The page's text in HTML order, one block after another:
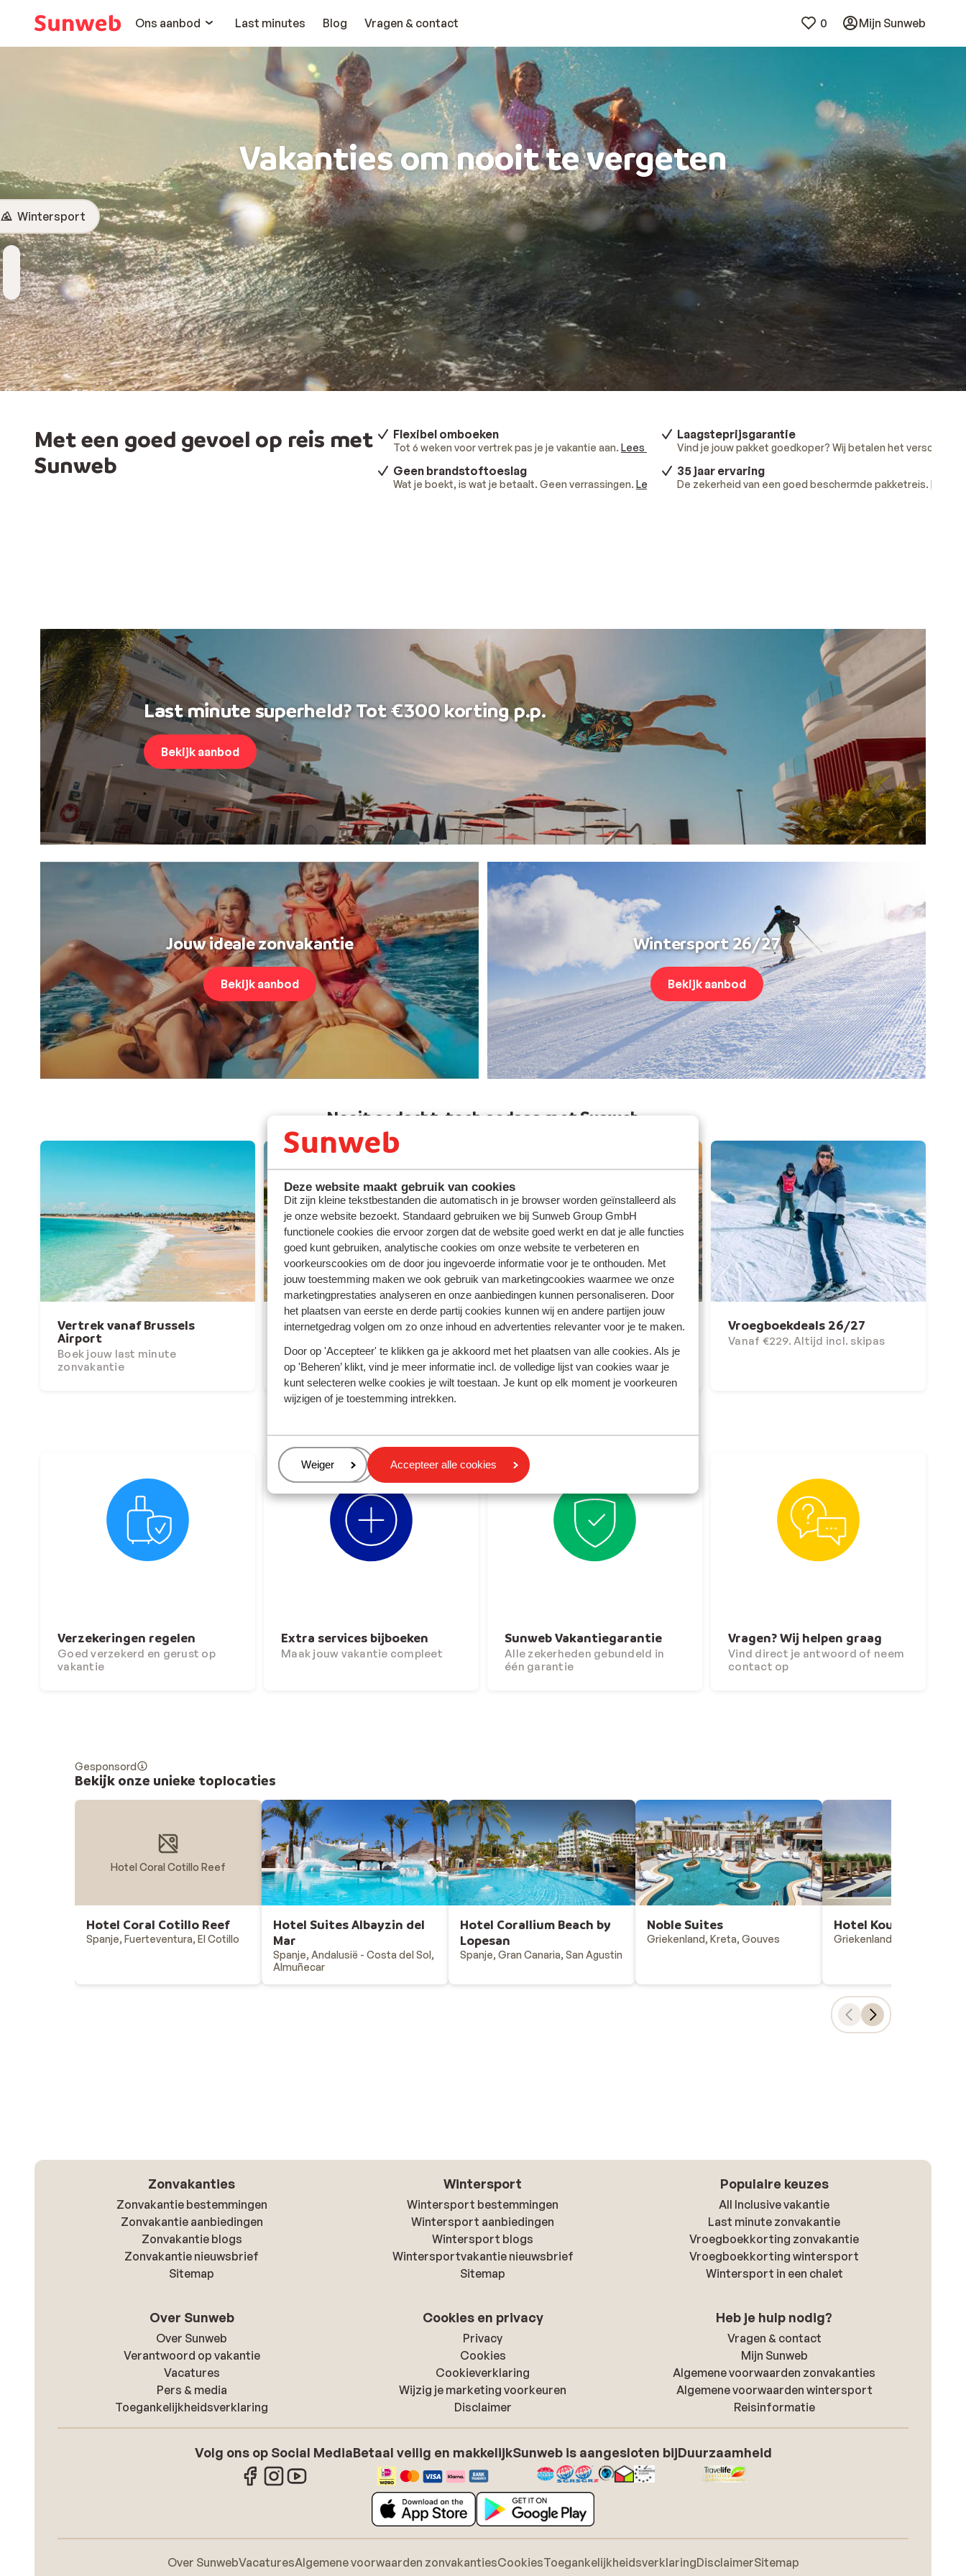
Deze website maakt gebruik van cookies
Dit zijn kleine tekstbestanden die automatisch in je browser worden geïnstalleerd als
je onze website bezoekt. Standaard gebruiken we bij Sunweb Group GmbH
functionele cookies die ervoor zorgen dat de website goed werkt en dat je alle functies
goed kunt gebruiken, analytische cookies om onze website te verbeteren en
voorkeurscookies om de door jou ingevoerde informatie voor je te onthouden. Met
jouw toestemming maken we ook gebruik van marketingcookies waarmee we onze
marketingprestaties analyseren en onze aanbiedingen kunnen personaliseren. Door
het plaatsen van eerste en derde partij cookies kunnen wij en andere partijen jouw
internetgedrag volgen om zo onze inhoud en advertenties relevanter voor je te maken.
Door op 'Accepteer' te klikken ga je akkoord met het plaatsen van alle cookies. Als je
op 'Beheren’ klikt, vind je meer informatie incl. de volledige lijst van cookies waar je
kunt selecteren welke cookies je wilt toestaan. Je kunt op elk moment je voorkeuren
wijzigen of je toestemming intrekken.
Beheren
Weiger Accepteer alle cookies
Ons aanbod
Last minutes Blog Vragen & contact 0 Mijn Sunweb
Vakanties om nooit te vergeten
Wintersport
Bestemming
Kies bestemming
Wanneer
Vertrekdatum
Hoelang
Duur toevoegen
Reizigers
2 personen , 1 kamer
Met een goed gevoel op reis met
Sunweb
Flexibel omboeken
Tot 6 weken voor vertrek pas je je vakantie aan. Lees meer
Laagsteprijsgarantie
Vind je jouw pakket goedkoper? Wij betalen het verschil.
Geen brandstoftoeslag
Wat je boekt, is wat je betaalt. Geen verrassingen. Lees meer.
35 jaar ervaring
De zekerheid van een goed beschermde pakketreis.Lees
Last minute superheld? Tot €300 korting p.p.
Bekijk aanbod
Jouw ideale zonvakantie
Bekijk aanbod
Wintersport 26/27
Bekijk aanbod
Nooit gedacht, toch gedaan met Sunweb
Vertrek vanaf Brussels
Airport
Boek jouw last minute
zonvakantie
Winterzonvakanties 26/27
p.p.
Examenreizen naar de zon Vroegboekdeals 26/27
Vanaf €229. Altijd incl. skipas
Ga onbezorgd op reis
Verzekeringen regelen
Goed verzekerd en gerust op
vakantie
Extra services bijboeken
Maak jouw vakantie compleet
Sunweb Vakantiegarantie
Alle zekerheden gebundeld in
één garantie
Vragen? Wij helpen graag
Vind direct je antwoord of neem
contact op
Gesponsord
Bekijk onze unieke toplocaties
Hotel Coral Cotillo Reef
Hotel Coral Cotillo Reef
Spanje, Fuerteventura, El Cotillo
Hotel Suites Albayzin del
Mar
Spanje, Andalusië - Costa del Sol,
Almuñecar
Hotel Corallium Beach by
Lopesan
Spanje, Gran Canaria, San Agustin
Noble Suites
Griekenland, Kreta, Gouves
Hotel Kouros Palace
Griekenland, Kos,
Zonvakanties
Zonvakantie bestemmingen
Zonvakantie aanbiedingen
Zonvakantie blogs
Zonvakantie nieuwsbrief
Sitemap
Wintersport
Wintersport bestemmingen
Wintersport aanbiedingen
Wintersport blogs
Wintersportvakantie nieuwsbrief
Sitemap
Populaire keuzes
All Inclusive vakantie
Last minute zonvakantie
Vroegboekkorting zonvakantie
Vroegboekkorting wintersport
Wintersport in een chalet
Over Sunweb
Over Sunweb
Verantwoord op vakantie
Vacatures
Pers & media
Toegankelijkheidsverklaring
Cookies en privacy
Privacy
Cookies
Cookieverklaring
Wijzig je marketing voorkeuren
Disclaimer
Heb je hulp nodig?
Vragen & contact
Mijn Sunweb
Algemene voorwaarden zonvakanties
Algemene voorwaarden wintersport
Reisinformatie
Volg ons op Social MediaBetaal veilig en makkelijkSunweb is aangesloten bijDuurzaamheid
Over SunwebVacaturesAlgemene voorwaarden zonvakantiesCookiesToegankelijkheidsverklaringDisclaimerSitemap